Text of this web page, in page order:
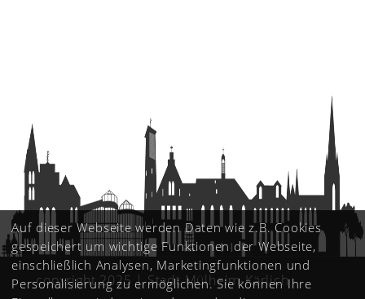
copyright 2025 | Stadt Mülheim-Kärlich
Auf dieser Webseite werden Daten wie z.B. Cookies
gespeichert um wichtige Funktionen der Webseite,
einschließlich Analysen, Marketingfunktionen und
Personalisierung zu ermöglichen. Sie können Ihre